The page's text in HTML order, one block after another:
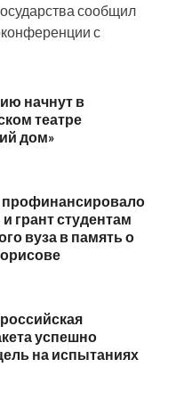
сообщил
с
начнут в
театре
дом»
профинансировало
грант студентам
вуза в память о
успешно
на испытаниях